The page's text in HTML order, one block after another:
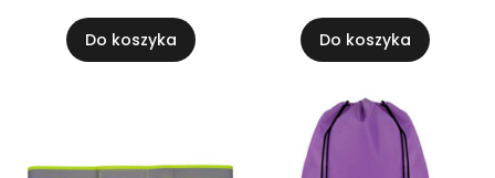
Do koszyka Do koszyka